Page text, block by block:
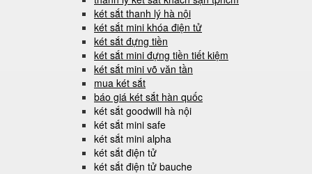
két sắt thanh lý hà nội
két sắt mini khóa điện tử
két sắt đựng tiền
két sắt mini đựng tiền tiết kiệm
két sắt mini võ văn tần
mua két sắt
báo giá két sắt hàn quốc
két sắt goodwill hà nội
két sắt mini safe
két sắt mini alpha
két sắt điện tử
két sắt điện tử bauche